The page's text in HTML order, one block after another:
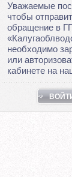
Уважаемые
чтобы
обращение в
необходимо
или
кабинете на